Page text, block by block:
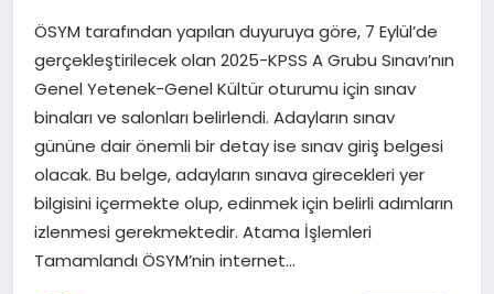
DÜNYA
TEKNOLOJI
ÖSYM tarafından yapılan duyuruya göre, 7 Eylül’de
gerçekleştirilecek olan 2025-KPSS A Grubu Sınavı’nın
Genel Yetenek-Genel Kültür oturumu için sınav
binaları ve salonları belirlendi. Adayların sınav
gününe dair önemli bir detay ise sınav giriş belgesi
olacak. Bu belge, adayların sınava girecekleri yer
bilgisini içermekte olup, edinmek için belirli adımların
izlenmesi gerekmektedir. Atama İşlemleri
Tamamlandı ÖSYM’nin internet…